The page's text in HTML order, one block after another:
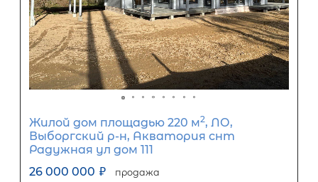
ООО «АЛЕКСАНДР-НЕДВИЖИМОСТЬ» не является кредитной
организацией. Кредит предоставляется банками-
носит информационный характер и не является
точного расчета платежей по кредиту и предоставления
об условиях кредитования обратитесь к менеджерам нашей
(Санкт-Петербург ул. Боткинская д. 15 тел. +7(812) 200-4000 )